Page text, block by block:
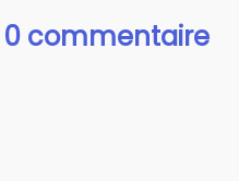
0 commentaire